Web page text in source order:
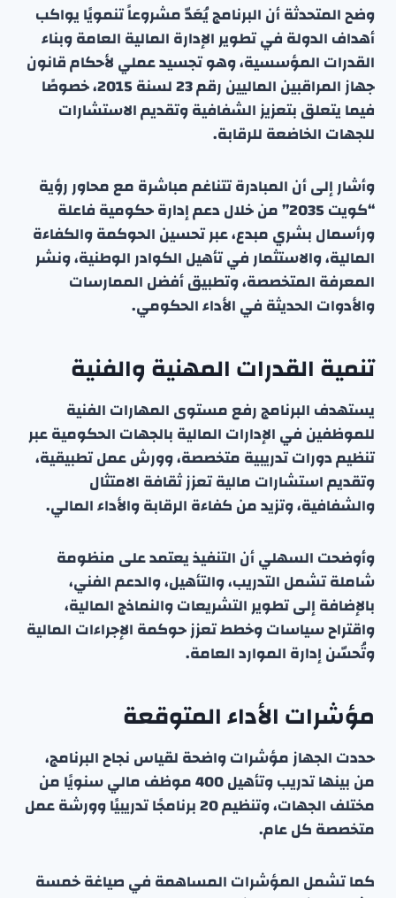
وضح المتحدثة أن البرنامج يُعَدّ مشروعاً تنمويًا يواكب
أهداف الدولة في تطوير الإدارة المالية العامة وبناء
القدرات المؤسسية، وهو تجسيد عملي لأحكام قانون
جهاز المراقبين الماليين رقم 23 لسنة 2015، خصوصًا
فيما يتعلق بتعزيز الشفافية وتقديم الاستشارات
للجهات الخاضعة للرقابة.
وأشار إلى أن المبادرة تتناغم مباشرة مع محاور رؤية
“كويت 2035” من خلال دعم إدارة حكومية فاعلة
ورأسمال بشري مبدع، عبر تحسين الحوكمة والكفاءة
المالية، والاستثمار في تأهيل الكوادر الوطنية، ونشر
المعرفة المتخصصة، وتطبيق أفضل الممارسات
والأدوات الحديثة في الأداء الحكومي.
تنمية القدرات المهنية والفنية
يستهدف البرنامج رفع مستوى المهارات الفنية
للموظفين في الإدارات المالية بالجهات الحكومية عبر
تنظيم دورات تدريبية متخصصة، وورش عمل تطبيقية،
وتقديم استشارات مالية تعزز ثقافة الامتثال
والشفافية، وتزيد من كفاءة الرقابة والأداء المالي.
وأوضحت السهلي أن التنفيذ يعتمد على منظومة
شاملة تشمل التدريب، والتأهيل، والدعم الفني،
بالإضافة إلى تطوير التشريعات والنماذج المالية،
واقتراح سياسات وخطط تعزز حوكمة الإجراءات المالية
وتُحسّن إدارة الموارد العامة.
مؤشرات الأداء المتوقعة
حددت الجهاز مؤشرات واضحة لقياس نجاح البرنامج،
من بينها تدريب وتأهيل 400 موظف مالي سنويًا من
مختلف الجهات، وتنظيم 20 برنامجًا تدريبيًا وورشة عمل
متخصصة كل عام.
كما تشمل المؤشرات المساهمة في صياغة خمسة